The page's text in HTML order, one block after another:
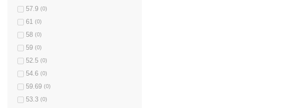
57.9 (0)
61 (0)
58 (0)
59 (0)
52.5 (0)
54.6 (0)
59.69 (0)
53.3 (0)